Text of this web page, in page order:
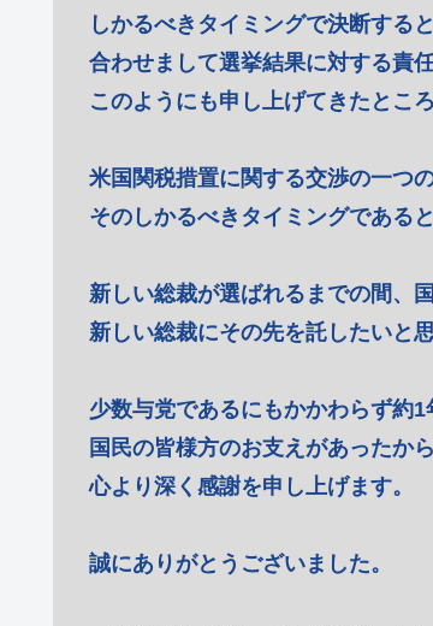
しかるべきタイミングで決断する
合わせまして選挙結果に対する責
このようにも申し上げてきたとこ
米国関税措置に関する交渉の一つ
そのしかるべきタイミングである
新しい総裁が選ばれるまでの間、
新しい総裁にその先を託したいと
少数与党であるにもかかわらず約
国民の皆様方のお支えがあったか
心より深く感謝を申し上げます。
誠にありがとうございました。